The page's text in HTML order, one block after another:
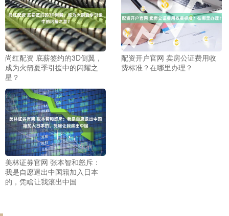
尚红配资 底薪签约的3D侧翼，
成为火箭夏季引援中的闪耀之
星？
配资开户官网 卖房公证费用收
费标准？在哪里办理？
美林证券官网 张本智和怒斥：
我是自愿退出中国籍加入日本
的，凭啥让我滚出中国